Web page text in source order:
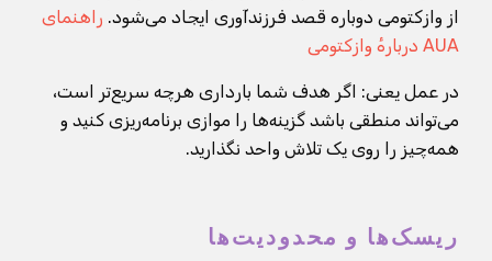
از وازکتومی دوباره قصد فرزندآوری ایجاد می‌شود. راهنمای
AUA دربارهٔ وازکتومی
در عمل یعنی: اگر هدف شما بارداری هرچه سریع‌تر است،
می‌تواند منطقی باشد گزینه‌ها را موازی برنامه‌ریزی کنید و
همه‌چیز را روی یک تلاش واحد نگذارید.
ریسک‌ها و محدودیت‌ها